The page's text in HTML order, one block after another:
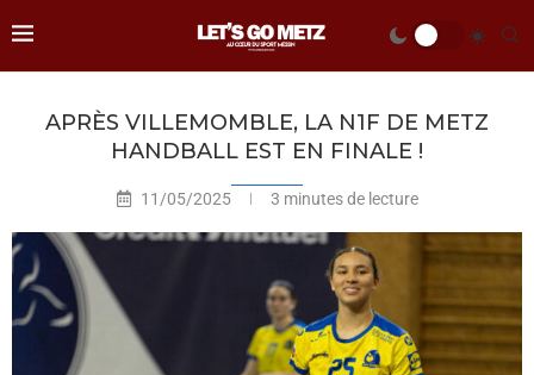
APRÈS VILLEMOMBLE, LA N1F DE METZ
HANDBALL EST EN FINALE !
11/05/2025 3 minutes de lecture